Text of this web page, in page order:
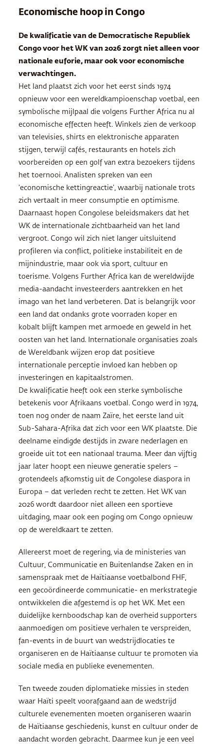
Economische hoop in Congo
De kwalificatie van de Democratische Republiek
Congo voor het WK van 2026 zorgt niet alleen voor
nationale euforie, maar ook voor economische
verwachtingen.
Het land plaatst zich voor het eerst sinds 1974
opnieuw voor een wereldkampioenschap voetbal, een
symbolische mijlpaal die volgens Further Africa nu al
economische effecten heeft. Winkels zien de verkoop
van televisies, shirts en elektronische apparaten
stijgen, terwijl cafés, restaurants en hotels zich
voorbereiden op een golf van extra bezoekers tijdens
het toernooi. Analisten spreken van een
‘economische kettingreactie’, waarbij nationale trots
zich vertaalt in meer consumptie en optimisme.
Daarnaast hopen Congolese beleidsmakers dat het
WK de internationale zichtbaarheid van het land
vergroot. Congo wil zich niet langer uitsluitend
profileren via conflict, politieke instabiliteit en de
mijnindustrie, maar ook via sport, cultuur en
toerisme. Volgens Further Africa kan de wereldwijde
media-aandacht investeerders aantrekken en het
imago van het land verbeteren. Dat is belangrijk voor
een land dat ondanks grote voorraden koper en
kobalt blijft kampen met armoede en geweld in het
oosten van het land. Internationale organisaties zoals
de Wereldbank wijzen erop dat positieve
internationale perceptie invloed kan hebben op
investeringen en kapitaalstromen.
De kwalificatie heeft ook een sterke symbolische
betekenis voor Afrikaans voetbal. Congo werd in 1974,
toen nog onder de naam Zaïre, het eerste land uit
Sub-Sahara-Afrika dat zich voor een WK plaatste. Die
deelname eindigde destijds in zware nederlagen en
groeide uit tot een nationaal trauma. Meer dan vijftig
jaar later hoopt een nieuwe generatie spelers –
grotendeels afkomstig uit de Congolese diaspora in
Europa – dat verleden recht te zetten. Het WK van
2026 wordt daardoor niet alleen een sportieve
uitdaging, maar ook een poging om Congo opnieuw
op de wereldkaart te zetten.
Allereerst moet de regering, via de ministeries van
Cultuur, Communicatie en Buitenlandse Zaken en in
samenspraak met de Haïtiaanse voetbalbond FHF,
een gecoördineerde communicatie- en merkstrategie
ontwikkelen die afgestemd is op het WK. Met een
duidelijke kernboodschap kan de overheid supporters
aanmoedigen om positieve verhalen te verspreiden,
fan-events in de buurt van wedstrijdlocaties te
organiseren en de Haïtiaanse cultuur te promoten via
sociale media en publieke evenementen.
Ten tweede zouden diplomatieke missies in steden
waar Haïti speelt voorafgaand aan de wedstrijd
culturele evenementen moeten organiseren waarin
de Haïtiaanse geschiedenis, kunst en cultuur onder de
aandacht worden gebracht. Daarmee kun je een veel